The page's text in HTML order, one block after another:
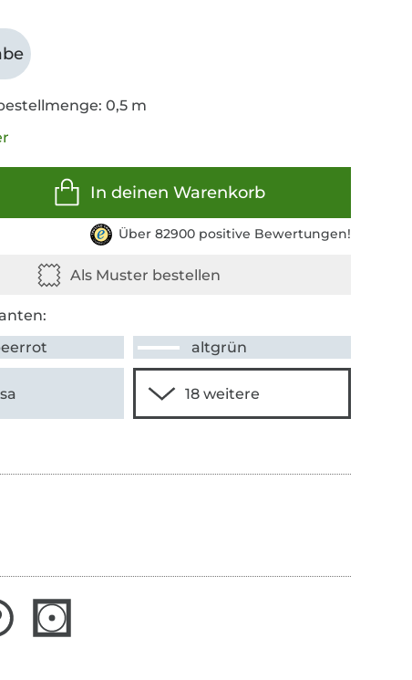
0,5 m
In deinen Warenkorb
Über 82900 positive Bewertungen!
altgrün